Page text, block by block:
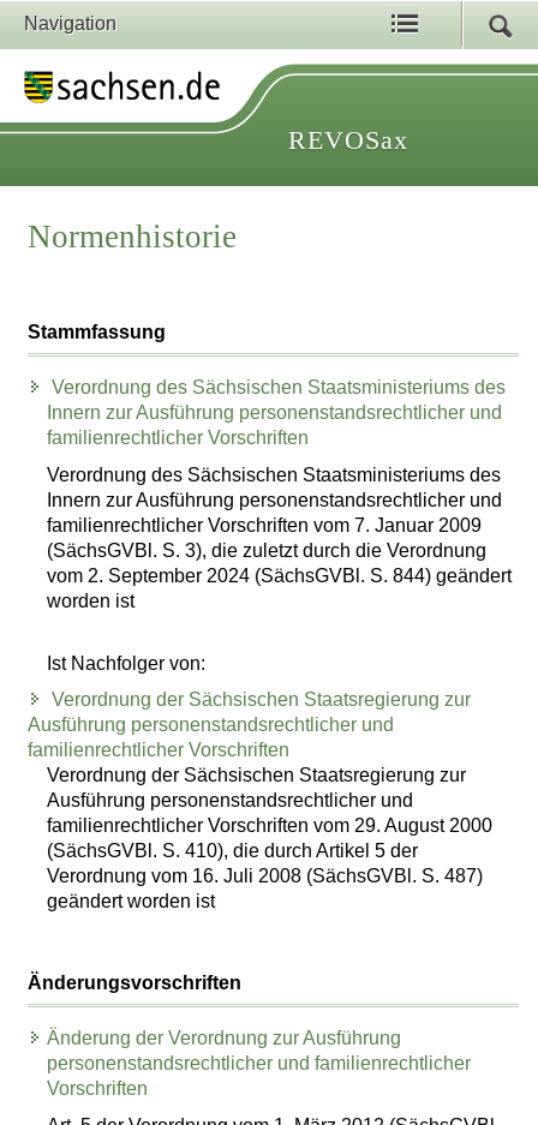
Navigation
REVOSax
Normenhistorie
Stammfassung
Verordnung des Sächsischen Staatsministeriums des
Innern zur Ausführung personenstandsrechtlicher und
familienrechtlicher Vorschriften
Verordnung des Sächsischen Staatsministeriums des
Innern zur Ausführung personenstandsrechtlicher und
familienrechtlicher Vorschriften vom 7. Januar 2009
(SächsGVBl. S. 3), die zuletzt durch die Verordnung
vom 2. September 2024 (SächsGVBl. S. 844) geändert
worden ist
Ist Nachfolger von:
Verordnung der Sächsischen Staatsregierung zur
Ausführung personenstandsrechtlicher und
familienrechtlicher Vorschriften
Verordnung der Sächsischen Staatsregierung zur
Ausführung personenstandsrechtlicher und
familienrechtlicher Vorschriften vom 29. August 2000
(SächsGVBl. S. 410), die durch Artikel 5 der
Verordnung vom 16. Juli 2008 (SächsGVBl. S. 487)
geändert worden ist
Änderungsvorschriften
Änderung der Verordnung zur Ausführung
personenstandsrechtlicher und familienrechtlicher
Vorschriften